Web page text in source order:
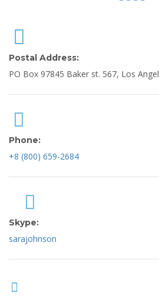
Postal Address:
PO Box 97845 Baker st. 567, Los
Phone:
+8 (800) 659-2684
Skype:
sarajohnson